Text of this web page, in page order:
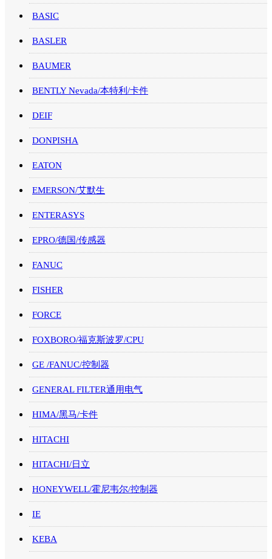
BASIC
BASLER
BAUMER
BENTLY Nevada/本特利/卡件
DEIF
DONPISHA
EATON
EMERSON/艾默生
ENTERASYS
EPRO/德国/传感器
FANUC
FISHER
FORCE
FOXBORO/福克斯波罗/CPU
GE /FANUC/控制器
GENERAL FILTER通用电气
HIMA/黑马/卡件
HITACHI
HITACHI/日立
HONEYWELL/霍尼韦尔/控制器
IE
KEBA